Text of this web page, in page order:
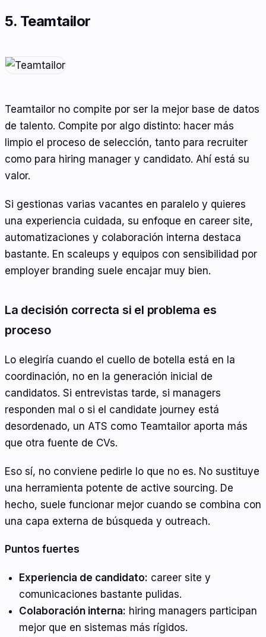
5. Teamtailor
Teamtailor no compite por ser la mejor base de datos
de talento. Compite por algo distinto: hacer más
limpio el proceso de selección, tanto para recruiter
como para hiring manager y candidato. Ahí está su
valor.
Si gestionas varias vacantes en paralelo y quieres
una experiencia cuidada, su enfoque en career site,
automatizaciones y colaboración interna destaca
bastante. En scaleups y equipos con sensibilidad por
employer branding suele encajar muy bien.
La decisión correcta si el problema es
proceso
Lo elegiría cuando el cuello de botella está en la
coordinación, no en la generación inicial de
candidatos. Si entrevistas tarde, si managers
responden mal o si el candidate journey está
desordenado, un ATS como Teamtailor aporta más
que otra fuente de CVs.
Eso sí, no conviene pedirle lo que no es. No sustituye
una herramienta potente de active sourcing. De
hecho, suele funcionar mejor cuando se combina con
una capa externa de búsqueda y outreach.
Puntos fuertes
Experiencia de candidato: career site y
comunicaciones bastante pulidas.
Colaboración interna: hiring managers participan
mejor que en sistemas más rígidos.